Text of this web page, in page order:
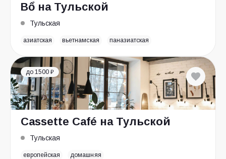
Bổ на Тульской
Тульская
азиатская вьетнамская паназиатская
до 1500 ₽
Cassette Café на Тульской
Тульская
европейская домашняя